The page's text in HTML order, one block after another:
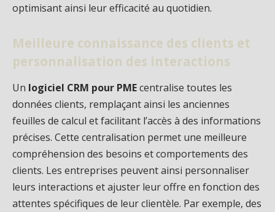
optimisant ainsi leur efficacité au quotidien.
Meilleure connaissance des clients et
personnalisation des interactions
Un logiciel CRM pour PMEcentralise toutes les
données clients, remplaçant ainsi les anciennes
feuilles de calcul et facilitant l’accès à des informations
précises. Cette centralisation permet une meilleure
compréhension des besoins et comportements des
clients. Les entreprises peuvent ainsi personnaliser
leurs interactions et ajuster leur offre en fonction des
attentes spécifiques de leur clientèle. Par exemple, des